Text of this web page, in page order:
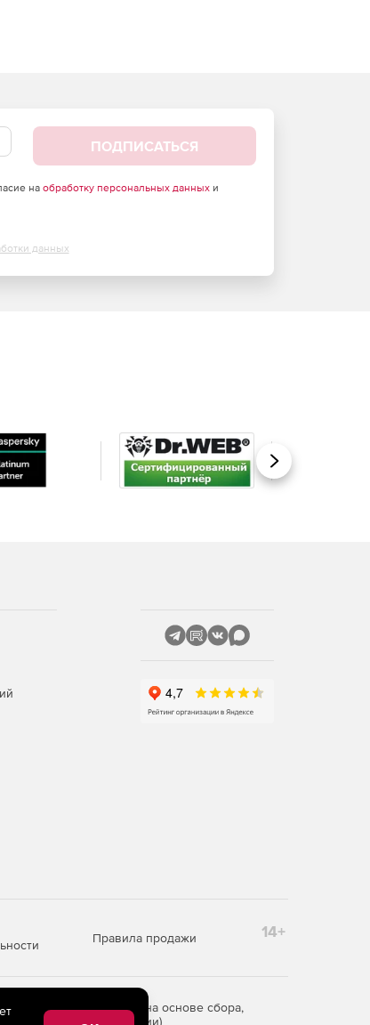
ПОДПИСАТЬСЯ
на обработку персональных данныхи
данных
Вперед
Правила продажи 14+
информации на основе сбора,
Российской Федерации)